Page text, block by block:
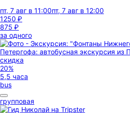
пт, 7 авг в 11:00пт, 7 авг в 12:00
1250 ₽
875 ₽
за одного
скидка
20%
5,5 часа
bus
групповая